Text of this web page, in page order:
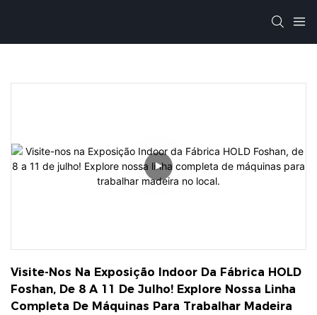
Visite-Nos Na Exposição Indoor Da Fábrica HOLD
Foshan, De 8 A 11 De Julho! Explore Nossa Linha
Completa De Máquinas Para Trabalhar Madeira